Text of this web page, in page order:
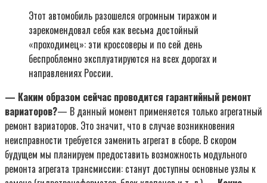
Этот автомобиль разошелся огромным тиражом и
зарекомендовал себя как весьма достойный
«проходимец»: эти кроссоверы и по сей день
беспроблемно эксплуатируются на всех дорогах и
направлениях России.
— Каким образом сейчас проводится гарантийный ремонт
вариаторов?— В данный момент применяется только агрегатный
ремонт вариаторов. Это значит, что в случае возникновения
неисправности требуется заменить агрегат в сборе. В скором
будущем мы планируем предоставить возможность модульного
ремонта агрегата трансмиссии: станут доступны основные узлы к